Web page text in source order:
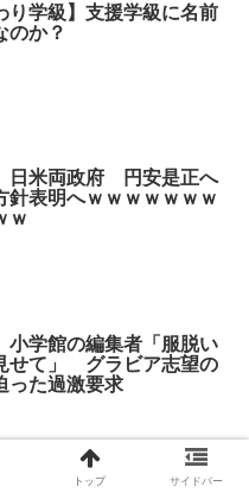
り学級】支援学級に名前
のか？
日米両政府 円安是正へ
針表明へｗｗｗｗｗｗｗ
ｗ
小学館の編集者「服脱い
せて」 グラビア志望の
った過激要求
トップ サイドバー